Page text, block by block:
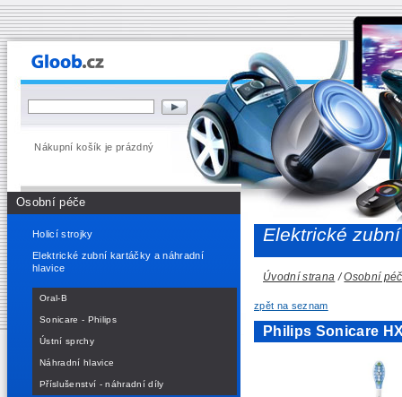
Nákupní košík je prázdný
Osobní péče
Holicí strojky
Elektrické zubní kartáčky a náhradní
hlavice
Oral-B
Sonicare - Philips
Ústní sprchy
Náhradní hlavice
Příslušenství - náhradní díly
Elektrické
Úvodní strana /Osobní
zpět na seznam
Philips Sonicare